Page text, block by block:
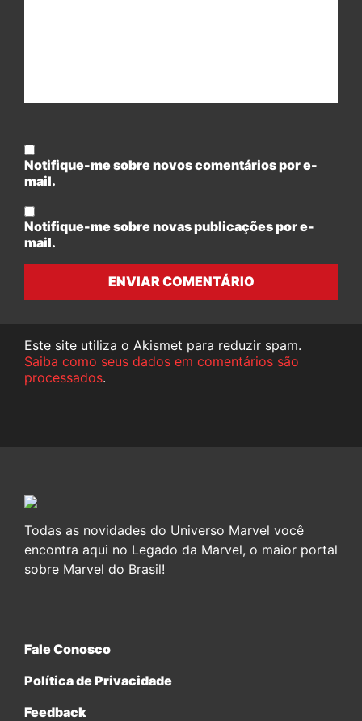
Notifique-me sobre novos comentários por e-
mail.
Notifique-me sobre novas publicações por e-
mail.
ENVIAR COMENTÁRIO
Este site utiliza o Akismet para reduzir spam.
Saiba como seus dados em comentários são
processados.
Todas as novidades do Universo Marvel você
encontra aqui no Legado da Marvel, o maior portal
sobre Marvel do Brasil!
Fale Conosco
Política de Privacidade
Feedback